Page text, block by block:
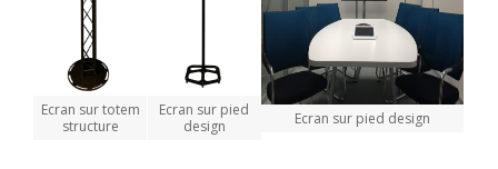
Ecran sur totem
structure
Ecran sur pied
design
Ecran sur pied design